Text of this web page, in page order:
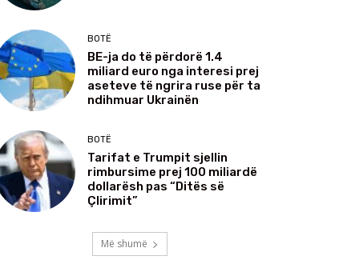
BOTË
BE-ja do të përdorë 1.4
miliard euro nga interesi prej
aseteve të ngrira ruse për ta
ndihmuar Ukrainën
BOTË
Tarifat e Trumpit sjellin
rimbursime prej 100 miliardë
dollarësh pas “Ditës së
Çlirimit”
Më shumë